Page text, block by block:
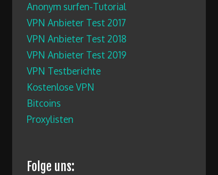
Anonym surfen-Tutorial
VPN Anbieter Test 2017
VPN Anbieter Test 2018
VPN Anbieter Test 2019
VPN Testberichte
Kostenlose VPN
Bitcoins
Proxylisten
Folge uns: